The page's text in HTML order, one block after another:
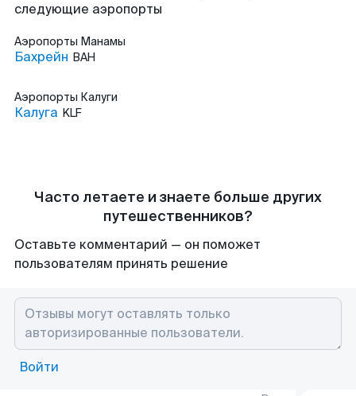
следующие аэропорты
Аэропорты Манамы
Бахрейн BAH
Аэропорты Калуги
Калуга KLF
Часто летаете и знаете больше других
путешественников?
Оставьте комментарий — он поможет
пользователям принять решение
Войти